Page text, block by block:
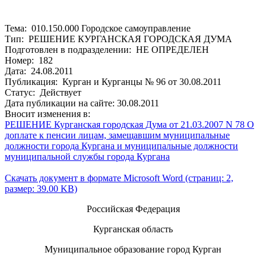
Тема: 010.150.000 Городское самоуправление
Тип: РЕШЕНИЕ КУРГАНСКАЯ ГОРОДСКАЯ ДУМА
Подготовлен в подразделении: НЕ ОПРЕДЕЛЕН
Номер: 182
Дата: 24.08.2011
Публикация: Курган и Курганцы № 96 от 30.08.2011
Статус: Действует
Дата публикации на сайте: 30.08.2011
Вносит изменения в:
РЕШЕНИЕ Курганская городская Дума от 21.03.2007 N 78 О
доплате к пенсии лицам, замещавшим муниципальные
должности города Кургана и муниципальные должности
муниципальной службы города Кургана
Скачать документ в формате Microsoft Word (страниц: 2,
размер: 39.00 KB)
Российская Федерация
Курганская область
Муниципальное образование город Курган